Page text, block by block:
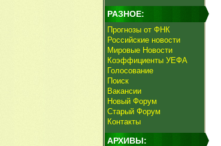
РАЗНОЕ:
Прогнозы от ФНК
Российские новости
Мировые Новости
Коэффициенты УЕФА
Голосование
Поиск
Вакансии
Новый Форум
Старый Форум
Контакты
АРХИВЫ: